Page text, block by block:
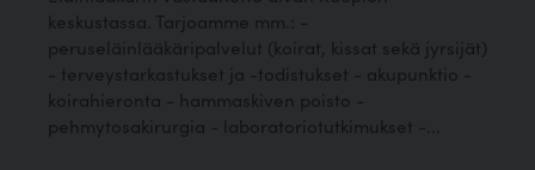
keskustassa. Tarjoamme mm.: -
peruseläinlääkäripalvelut (koirat, kissat sekä jyrsijät)
- terveystarkastukset ja -todistukset - akupunktio -
koirahieronta - hammaskiven poisto -
pehmytosakirurgia - laboratoriotutkimukset -...